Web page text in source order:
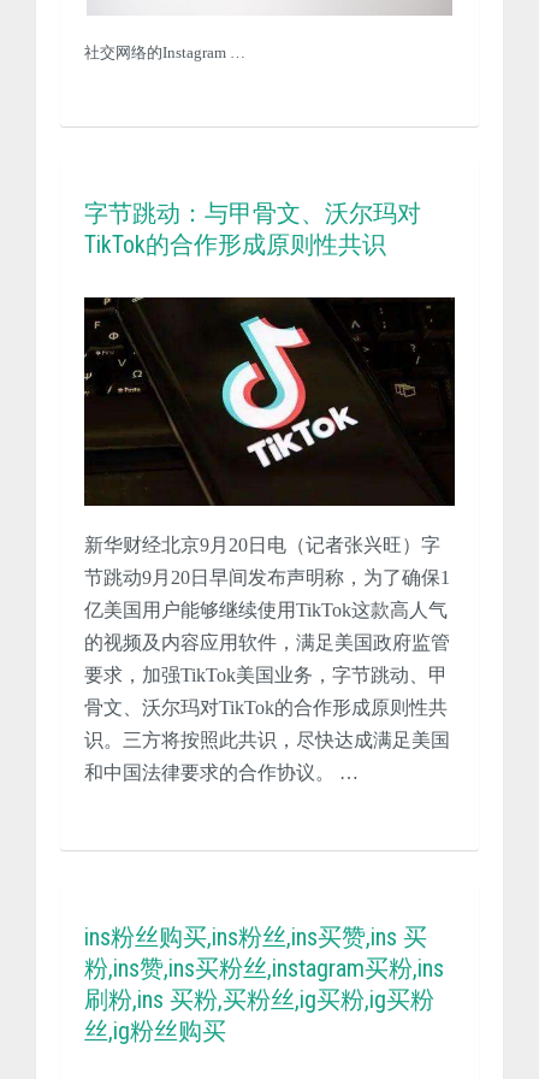
社交网络的Instagram …
字节跳动：与甲骨文、沃尔玛对
TikTok的合作形成原则性共识
新华财经北京9月20日电（记者张兴旺）字
节跳动9月20日早间发布声明称，为了确保1
亿美国用户能够继续使用TikTok这款高人气
的视频及内容应用软件，满足美国政府监管
要求，加强TikTok美国业务，字节跳动、甲
骨文、沃尔玛对TikTok的合作形成原则性共
识。三方将按照此共识，尽快达成满足美国
和中国法律要求的合作协议。 …
ins粉丝购买,ins粉丝,ins买赞,ins 买
粉,ins赞,ins买粉丝,instagram买粉,ins
刷粉,ins 买粉,买粉丝,ig买粉,ig买粉
丝,ig粉丝购买